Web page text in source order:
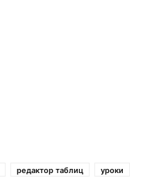
редактор таблиц уроки